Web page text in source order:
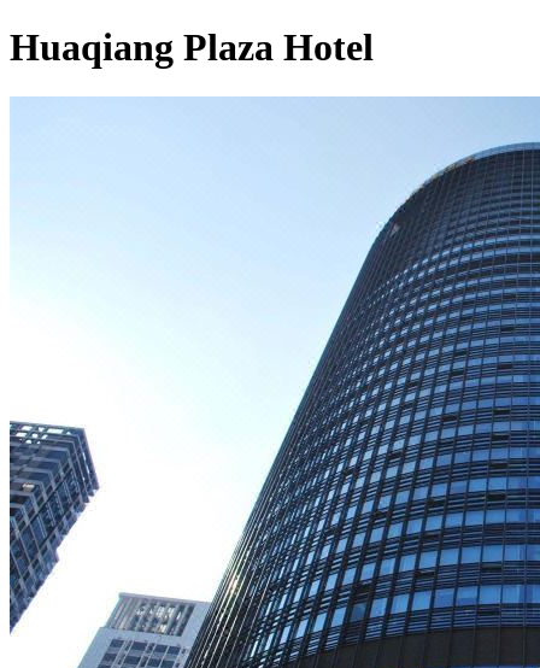
Huaqiang Plaza Hotel